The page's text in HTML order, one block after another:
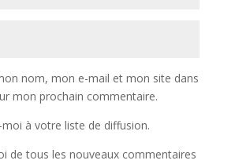
nom, mon e-mail et mon site dans
mon prochain commentaire.
à votre liste de diffusion.
de tous les nouveaux commentaires